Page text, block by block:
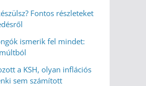
Fontos részleteket
ismerik fel mindet:
a KSH, olyan inflációs
sem számított